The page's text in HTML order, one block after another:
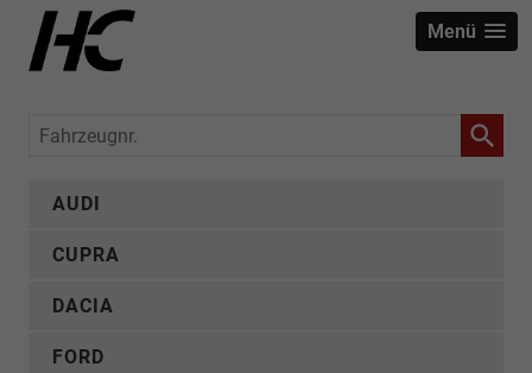
Menü
Fahrzeugnr.
AUDI
CUPRA
DACIA
FORD